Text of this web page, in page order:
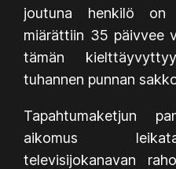
joutuna henkilö on
miärättiin 35 päivvee
tämän
tuhannen punnan
Tapahtumaketjun
aikomus
televisijokanavan